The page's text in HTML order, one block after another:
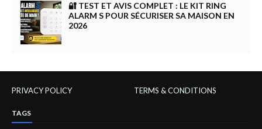
🔐 TEST ET AVIS COMPLET : LE KIT RING
ALARM S POUR SÉCURISER SA MAISON EN
2026
PRIVACY POLICY TERMS & CONDITIONS
TAGS